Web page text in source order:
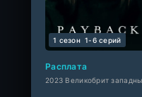
Расплата
2023 Великобрит
1 сезон 1-6 cерий